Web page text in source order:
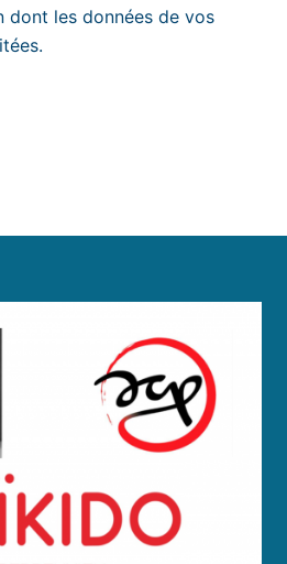
dont les données de vos
.